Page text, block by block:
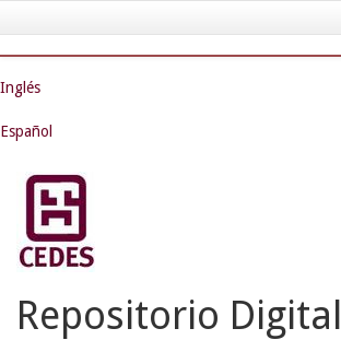
navigation
Inglés
Español
Repositorio Digital